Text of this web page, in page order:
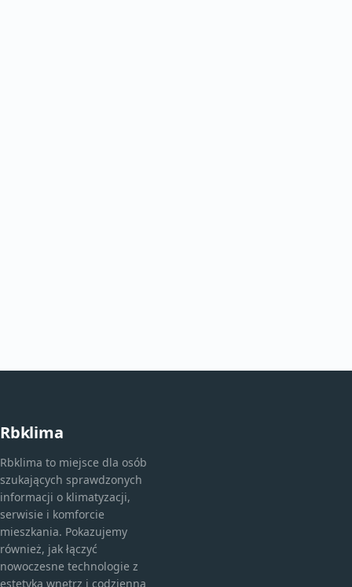
Rbklima
Rbklima to miejsce dla osób
szukających sprawdzonych
informacji o klimatyzacji,
serwisie i komforcie
mieszkania. Pokazujemy
również, jak łączyć
nowoczesne technologie z
estetyką wnętrz i codzienną